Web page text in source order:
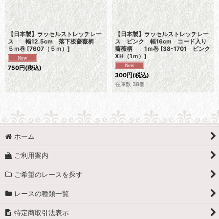
【日本製】ラッセルストレッチレー
ス 幅12.5cm 落下板薔薇柄
５ｍ巻 [7607（５ｍ）]
750円(税込)
【日本製】ラッセルストレッチレー
ス ピンク 幅16cm コード入り
薔薇柄 1ｍ巻 [38-1701 ピンク
XH（1ｍ）]
300円(税込)
在庫数 38個
ホーム
ご利用案内
ご希望のレースを探す
レースの種類一覧
特定商取引法表示